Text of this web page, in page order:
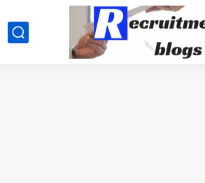
google.com, pub-2091334367487754,